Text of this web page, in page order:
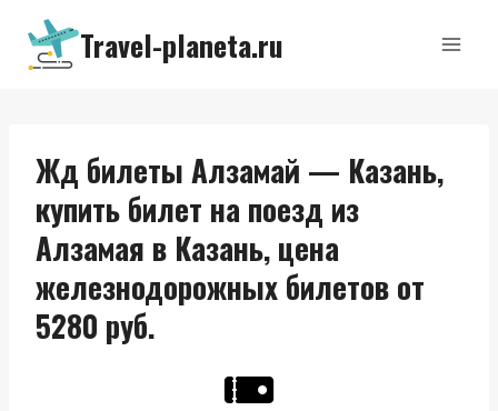
Перейти
содержимому
Travel-planeta.ru
Жд билеты Алзамай — Казань,
купить билет на поезд из
Алзамая в Казань, цена
железнодорожных билетов от
5280 руб.